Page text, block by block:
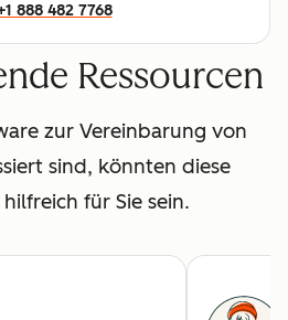
888 482 7768
Ressourcen
zur Vereinbarung von
sind, könnten diese
für Sie sein.